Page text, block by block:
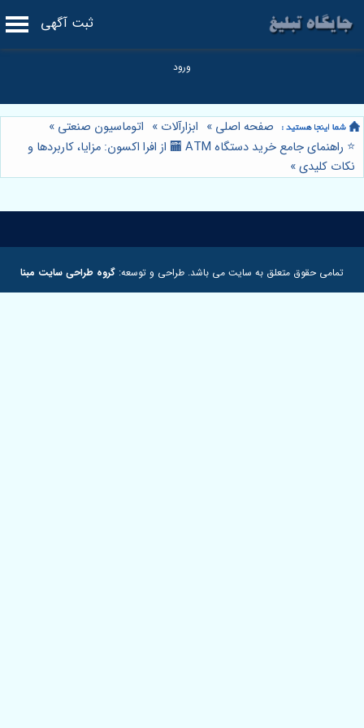
ثبت آگهی
صفحه اصلی » ابزارآلات » اتوماسیون صنعتی »
⭐️ راهنمای جامع خرید دستگاه ATM 🏧 از افرا اکسون: مزایا، کاربردها و
نکات کلیدی»
تمامی حقوق متعلق به سایت می باشد. طراحی و توسعه: گروه طراحی سایت مبنا